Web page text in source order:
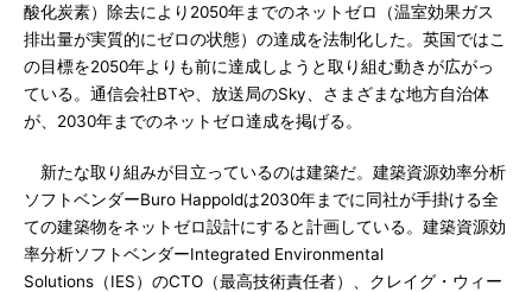
酸化炭素）除去により2050年までのネットゼロ（温室効果ガス
排出量が実質的にゼロの状態）の達成を法制化した。英国ではこ
の目標を2050年よりも前に達成しようと取り組む動きが広がっ
ている。通信会社BTや、放送局のSky、さまざまな地方自治体
が、2030年までのネットゼロ達成を掲げる。
新たな取り組みが目立っているのは建築だ。建築資源効率分析
ソフトベンダーBuro Happoldは2030年までに同社が手掛ける全
ての建築物をネットゼロ設計にすると計画している。建築資源効
率分析ソフトベンダーIntegrated Environmental
Solutions（IES）のCTO（最高技術責任者）、クレイグ・ウィー